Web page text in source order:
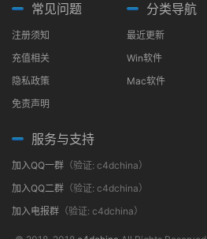
常见问题
注册须知
充值相关
隐私政策
免责声明
分类导航
最近更新
Win软件
Mac软件
服务与支持
加入QQ一群 （验证: c4dchina）
加入QQ二群 （验证: c4dchina）
加入电报群 （验证: c4dchina）